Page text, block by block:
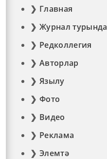
Главная
Журнал турында
Редколлегия
Авторлар
Язылу
Фото
Видео
Реклама
Элемтә